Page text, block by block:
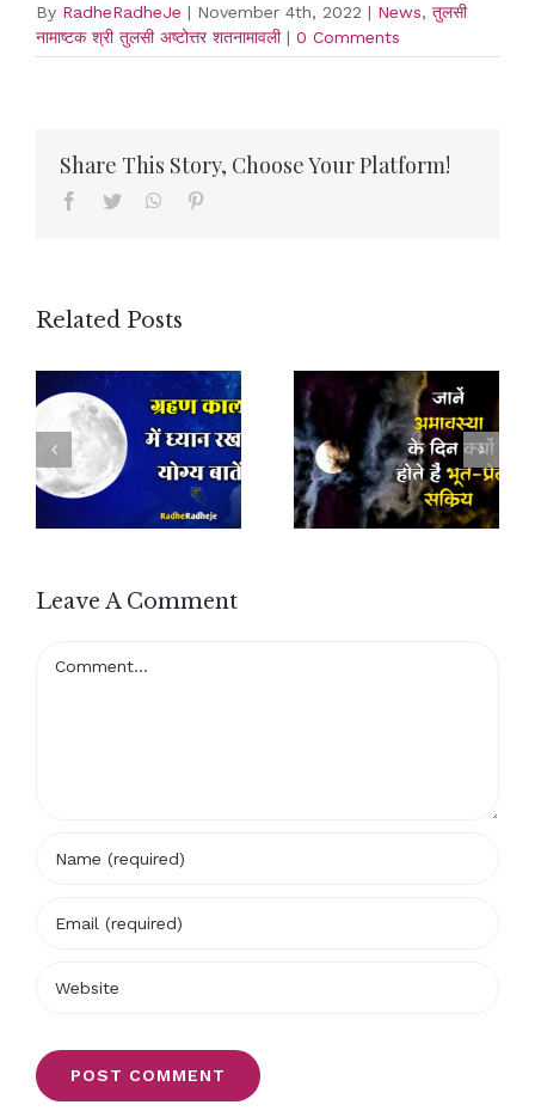
By RadheRadheJe | November 4th, 2022 | News, तुलसी
नामाष्टक श्री तुलसी अष्टोत्तर शतनामावली | 0 Comments
Share This Story, Choose Your Platform!
Facebook
Twitter WhatsApp
Related Posts
Leave A Comment